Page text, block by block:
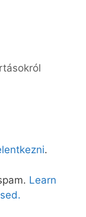
.
Learn